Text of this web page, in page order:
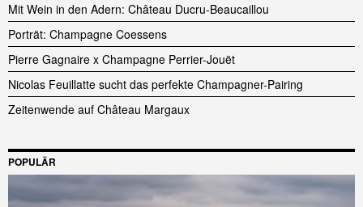
Mit Wein in den Adern: Château Ducru-Beaucaillou
Porträt: Champagne Coessens
Pierre Gagnaire x Champagne Perrier-Jouët
Nicolas Feuillatte sucht das perfekte Champagner-Pairing
Zeitenwende auf Château Margaux
POPULÄR